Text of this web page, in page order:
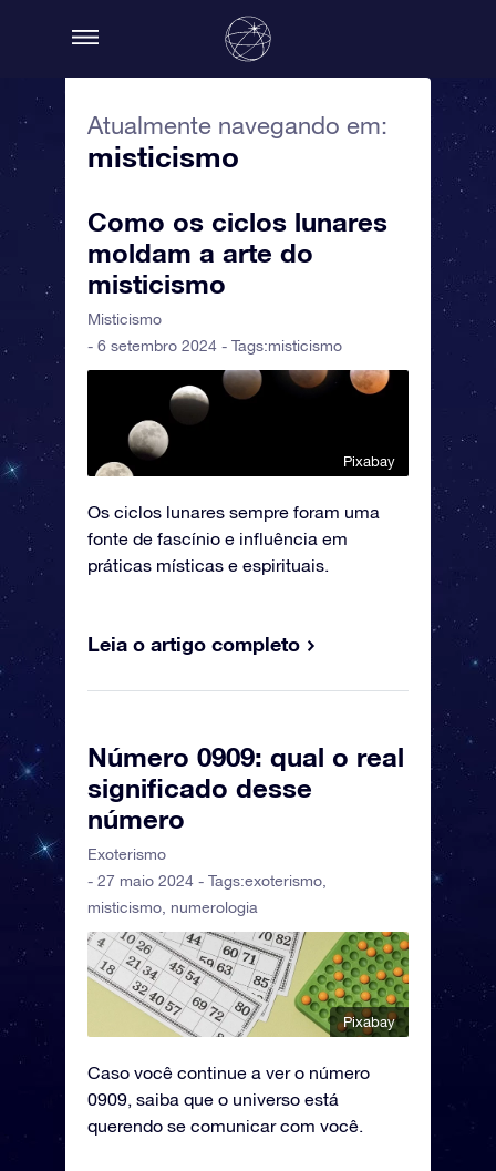
Atualmente navegando em:
misticismo
Como os ciclos lunares
moldam a arte do
misticismo
Misticismo
- 6 setembro 2024 - Tags:misticismo
Pixabay
Os ciclos lunares sempre foram uma
fonte de fascínio e influência em
práticas místicas e espirituais.
Leia o artigo completo
Número 0909: qual o real
significado desse
número
Exoterismo
- 27 maio 2024 - Tags:exoterismo
misticismo numerologia
Pixabay
Caso você continue a ver o número
0909, saiba que o universo está
querendo se comunicar com você.